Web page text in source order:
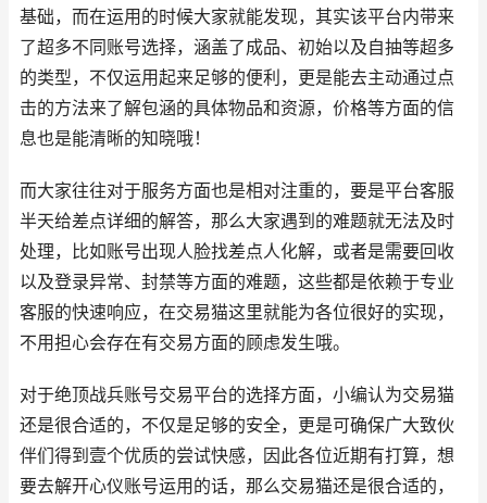
基础，而在运用的时候大家就能发现，其实该平台内带来
了超多不同账号选择，涵盖了成品、初始以及自抽等超多
的类型，不仅运用起来足够的便利，更是能去主动通过点
击的方法来了解包涵的具体物品和资源，价格等方面的信
息也是能清晰的知晓哦！
而大家往往对于服务方面也是相对注重的，要是平台客服
半天给差点详细的解答，那么大家遇到的难题就无法及时
处理，比如账号出现人脸找差点人化解，或者是需要回收
以及登录异常、封禁等方面的难题，这些都是依赖于专业
客服的快速响应，在交易猫这里就能为各位很好的实现，
不用担心会存在有交易方面的顾虑发生哦。
对于绝顶战兵账号交易平台的选择方面，小编认为交易猫
还是很合适的，不仅是足够的安全，更是可确保广大致伙
伴们得到壹个优质的尝试快感，因此各位近期有打算，想
要去解开心仪账号运用的话，那么交易猫还是很合适的，